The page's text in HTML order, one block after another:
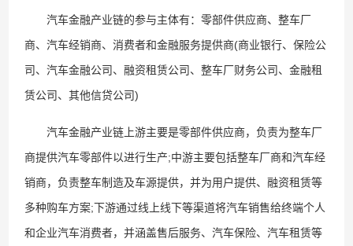
汽车金融产业链的参与主体有：零部件供应商、整车厂
商、汽车经销商、消费者和金融服务提供商(商业银行、保险公
司、汽车金融公司、融资租赁公司、整车厂财务公司、金融租
赁公司、其他信贷公司)
汽车金融产业链上游主要是零部件供应商，负责为整车厂
商提供汽车零部件以进行生产;中游主要包括整车厂商和汽车经
销商，负责整车制造及车源提供，并为用户提供、融资租赁等
多种购车方案;下游通过线上线下等渠道将汽车销售给终端个人
和企业汽车消费者，并涵盖售后服务、汽车保险、汽车租赁等